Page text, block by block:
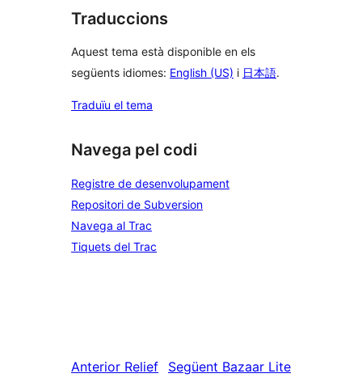
Traduccions
Aquest tema està disponible en els
següents idiomes: English (US) i 日本語.
Traduïu el tema
Navega pel codi
Registre de desenvolupament
Repositori de Subversion
Navega al Trac
Tiquets del Trac
Anterior Relief Següent Bazaar Lite